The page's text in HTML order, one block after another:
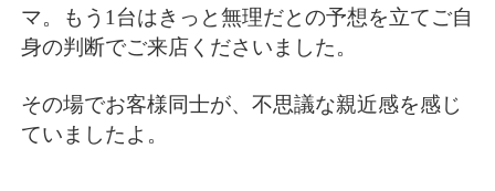
マ。もう1台はきっと無理だとの予想を立てご自
身の判断でご来店くださいました。
その場でお客様同士が、不思議な親近感を感じ
ていましたよ。